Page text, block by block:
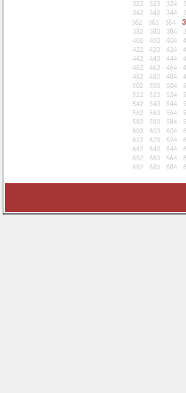
322
323 324
342
343 344
362
363 364
382
383 384
402
403 404
422
423 424
442
443 444
462
463 464
482
483 484
502
503 504
522
523 524
542
543 544
562
563 564
582
583 584
602
603 604
622
623 624
642
643 644
662
663 664
682
683 684